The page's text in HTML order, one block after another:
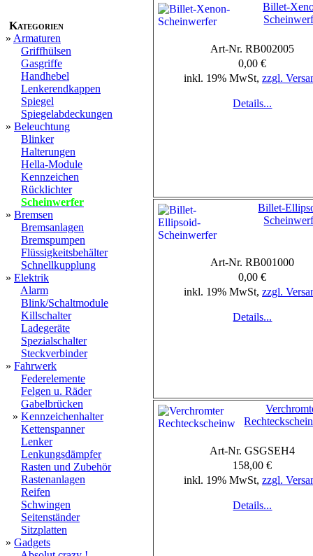
Kategorien
» Armaturen
Griffhülsen
Gasgriffe
Handhebel
Lenkerendkappen
Spiegel
Spiegelabdeckungen
» Beleuchtung
Blinker
Halterungen
Hella-Module
Kennzeichen
Rücklichter
Scheinwerfer
» Bremsen
Bremsanlagen
Bremspumpen
Flüssigkeitsbehälter
Schnellkupplung
» Elektrik
Alarm
Blink/Schaltmodule
Killschalter
Ladegeräte
Spezialschalter
Steckverbinder
» Fahrwerk
Federelemente
Felgen u. Räder
Gabelbrücken
» Kennzeichenhalter
Kettenspanner
Lenker
Lenkungsdämpfer
Rasten und Zubehör
Rastenanlagen
Reifen
Schwingen
Seitenständer
Sitzplatten
» Gadgets
Billet-
Art-Nr. RB002005
0,00 €
inkl. 19% MwSt, zzgl.
Details...
Billet-
Art-Nr. RB001000
0,00 €
inkl. 19% MwSt, zzgl.
Details...
Art-Nr. GSGSEH4
158,00 €
inkl. 19% MwSt, zzgl.
Details...